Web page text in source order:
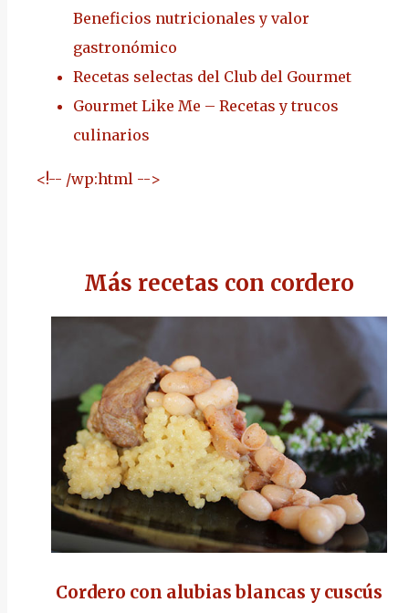
Beneficios nutricionales y valor
gastronómico
Recetas selectas del Club del Gourmet
Gourmet Like Me – Recetas y trucos
culinarios
<!-- /wp:html -->
Más recetas con cordero
Cordero con alubias blancas y cuscús